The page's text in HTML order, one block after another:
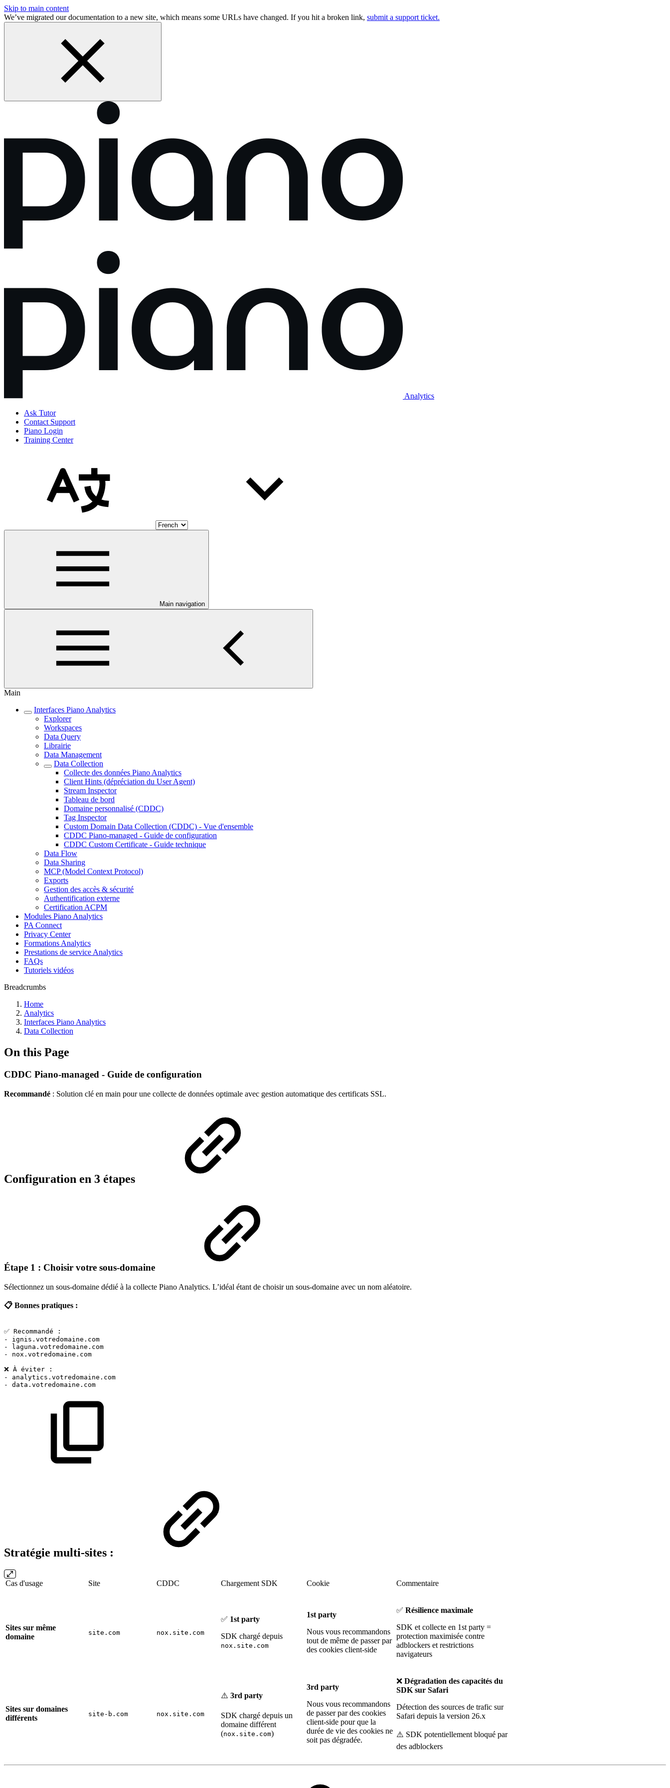
Skip to main content
We’ve migrated our documentation to a new site, which means some URLs have changed. If you hit a broken link, submit a support ticket.
Analytics
Ask Tutor
Contact Support
Piano Login
Training Center
Main navigation
Main
Interfaces Piano Analytics
Explorer
Workspaces
Data Query
Librairie
Data Management
Data Collection
Collecte des données Piano Analytics
Client Hints (dépréciation du User Agent)
Stream Inspector
Tableau de bord
Domaine personnalisé (CDDC)
Tag Inspector
Custom Domain Data Collection (CDDC) - Vue d'ensemble
CDDC Piano-managed - Guide de configuration
CDDC Custom Certificate - Guide technique
Data Flow
Data Sharing
MCP (Model Context Protocol)
Exports
Gestion des accès & sécurité
Authentification externe
Certification ACPM
Modules Piano Analytics
PA Connect
Privacy Center
Formations Analytics
Prestations de service Analytics
FAQs
Tutoriels vidéos
Breadcrumbs
Home
Analytics
Interfaces Piano Analytics
Data Collection
On this Page
CDDC Piano-managed - Guide de configuration
Recommandé : Solution clé en main pour une collecte de données optimale avec gestion automatique des certificats SSL.
Configuration en 3 étapes
Étape 1 : Choisir votre sous-domaine
Sélectionnez un sous-domaine dédié à la collecte Piano Analytics. L’idéal étant de choisir un sous-domaine avec un nom aléatoire.
📋 Bonnes pratiques :
✅ Recommandé
:
-
ignis.votredomaine.com
-
laguna.votredomaine.com
-
nox.votredomaine.com
❌ À éviter
:
-
analytics.votredomaine.com
-
data.votredomaine.com
Stratégie multi-sites :
Cas d'usage Site CDDC Chargement SDK Cookie Commentaire
Sites sur même
domaine
site.com nox.site.com
✅ 1st party
SDK chargé depuis
nox.site.com
1st party
Nous vous recommandons
tout de même de passer par
des cookies client-side
✅ Résilience maximale
SDK et collecte en 1st party =
protection maximisée contre
adblockers et restrictions
navigateurs
Sites sur domaines
différents
site-b.com nox.site.com
⚠️ 3rd party
SDK chargé depuis un
domaine différent
(nox.site.com)
3rd party
Nous vous recommandons
de passer par des cookies
client-side pour que la
durée de vie des cookies ne
soit pas dégradée.
❌ Dégradation des capacités du
SDK sur Safari
Détection des sources de trafic sur
Safari depuis la version 26.x
⚠️ SDK potentiellement bloqué par
des adblockers